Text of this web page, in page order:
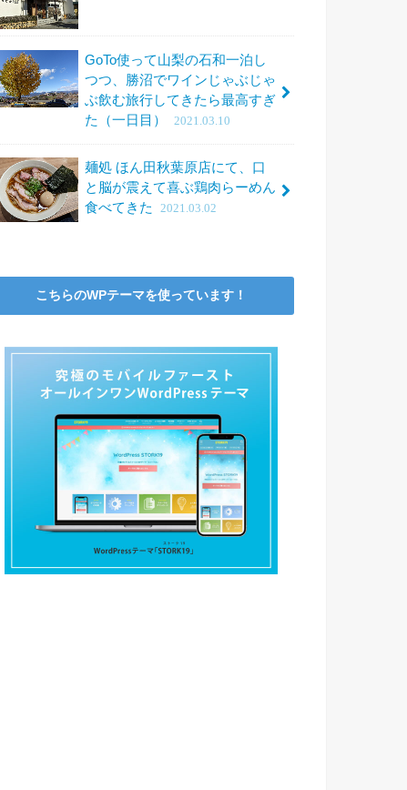
GoTo使って山梨の石和一泊し
つつ、勝沼でワインじゃぶじゃ
ぶ飲む旅行してきたら最高すぎ
た（一日目）
2021.03.10
麺処 ほん田秋葉原店にて、口
と脳が震えて喜ぶ鶏肉らーめん
食べてきた
2021.03.02
こちらのWPテーマを使っています！